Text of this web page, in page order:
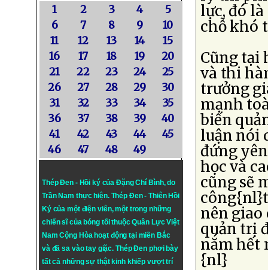
1 2 3 4
5
6
7 8 9
10
11
12 13 14
15
16
17 18 19
20
21
22 23 24
25
26
27 28 29
30
31
32 33 34
35
36
37 38 39
40
41
42 43 44
45
46
47 48 49
Thép Đen - Hồi ký của Đặng Chí Bình, do
Trần Nam thực hiện. Thép Đen- Thiên Hồi
Ký của một điện viên, một trong những
chiến sĩ của bóng tối thuộc Quân Lực Việt
Nam Cộng Hòa hoạt động tại miền Bắc
và đã sa vào tay giặc. Thép Đen phơi bày
tất cả những sự thật kinh khiếp vượt trí
lực, đó
chỗ khó
Cũng tại
và thi
trưởng
mạnh
biến
luận nói
đứng
học và
cũng sẽ
nên
quản trị
nắm hết
{nl}